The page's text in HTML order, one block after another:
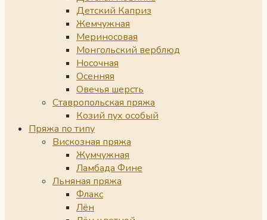
Детский Каприз
Жемчужная
Мериносовая
Монгольский верблюд
Носочная
Осенняя
Овечья шерсть
Ставропольская пряжа
Козий пух особый
Пряжа по типу
Вискозная пряжа
Жумчужная
Ламбада Фине
Льняная пряжа
Флакс
Лён